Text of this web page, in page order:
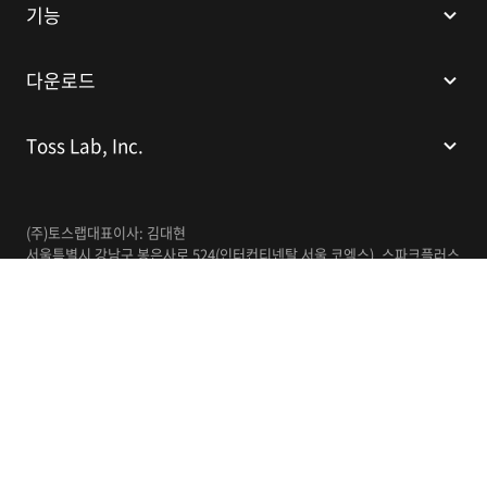
기능
다운로드
Toss Lab, Inc.
(주)토스랩대표이사: 김대현
서울특별시 강남구 봉은사로 524(인터컨티넨탈 서울 코엑스), 스파크플러스